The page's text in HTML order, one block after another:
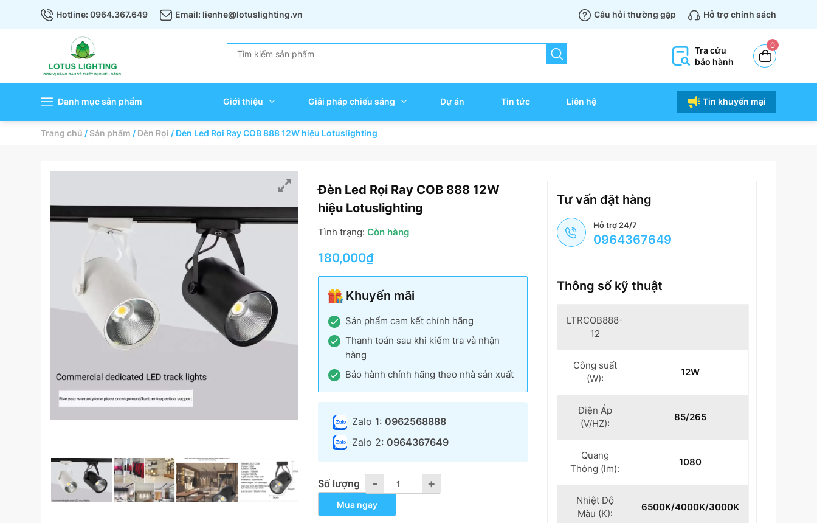
Hotline: 0964.367.649 Email: lienhe@lotuslighting.vn Câu hỏi thường gặp Hỗ trợ chính sách
Tra cứu
bảo hành
0
Danh mục sản phẩm Giới thiệu Giải pháp chiếu sáng Dự án Tin tức Liên hệ Tin khuyến mại
Trang chủ /Sản phẩm /Đèn Rọi /Đèn Led Rọi Ray COB 888 12W hiệu Lotuslighting
Đèn Led Rọi Ray COB 888 12W
hiệu Lotuslighting
Tình trạng: Còn hàng
180,000₫
Khuyến mãi
Sản phẩm cam kết chính hãng
Thanh toán sau khi kiểm tra và nhận
hàng
Bảo hành chính hãng theo nhà sản xuất
Zalo 1: 0962568888
Zalo 2: 0964367649
Số lượng +
- +
-
Mua ngay
Tư vấn đặt hàng
Hỗ trợ 24/7
0964367649
Thông số kỹ thuật
LTRCOB888-
12
Công suất
(W):
12W
Điện Áp
(V/HZ):
85/265
Quang
Thông (lm):
1080
Nhiệt Độ
Màu (K):
6500K/4000K/3000K